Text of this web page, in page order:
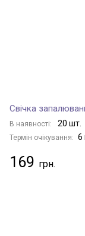
Свічка
В наявності: 20 шт.
Термін очікування: 6
169